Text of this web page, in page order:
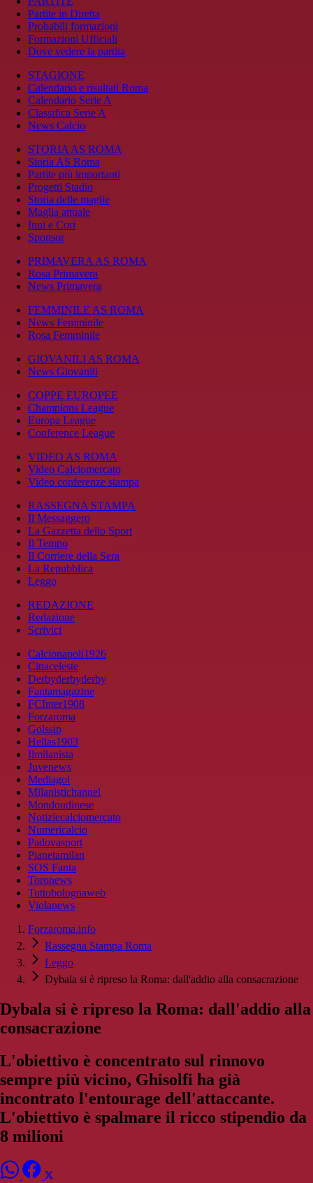
Partite in Diretta
Probabili formazioni
Formazioni Ufficiali
Dove vedere la partita
STAGIONE
Calendario e risultati Roma
Calendario Serie A
Classifica Serie A
News Calcio
STORIA AS ROMA
Storia AS Roma
Partite più importanti
Progetti Stadio
Storia delle maglie
Maglia attuale
Inni e Cori
Sponsor
PRIMAVERA AS ROMA
Rosa Primavera
News Primavera
FEMMINILE AS ROMA
News Femminile
Rosa Femminile
GIOVANILI AS ROMA
News Giovanili
COPPE EUROPEE
Champions League
Europa League
Conference League
VIDEO AS ROMA
Video Calciomercato
Video conferenze stampa
RASSEGNA STAMPA
Il Messaggero
La Gazzetta dello Sport
Il Tempo
Il Corriere della Sera
La Repubblica
Leggo
REDAZIONE
Redazione
Scrivici
Calcionapoli1926
Cittaceleste
Derbyderbyderby
Fantamagazine
FCInter1908
Forzaroma
Golssip
Hellas1903
Ilmilanista
Juvenews
Mediagol
Milanistichannel
Mondoudinese
Notiziecalciomercato
Numericalcio
Padovasport
Pianetamilan
SOS Fanta
Toronews
Tuttobolognaweb
Violanews
Forzaroma.info
Rassegna Stampa Roma
Leggo
Dybala si è ripreso la Roma: dall'addio alla consacrazione
Dybala si è ripreso la Roma: dall'addio alla
consacrazione
L'obiettivo è concentrato sul rinnovo
sempre più vicino, Ghisolfi ha già
incontrato l'entourage dell'attaccante.
L'obiettivo è spalmare il ricco stipendio da
8 milioni